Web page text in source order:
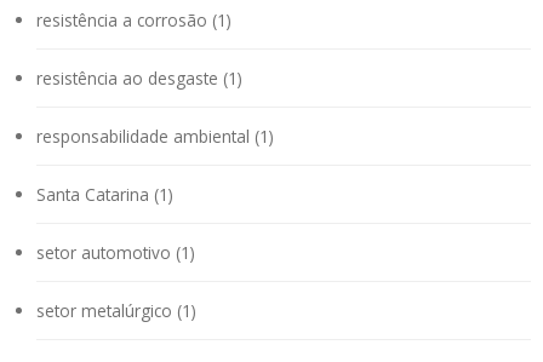
resistência a corrosão (1)
resistência ao desgaste (1)
responsabilidade ambiental (1)
Santa Catarina (1)
setor automotivo (1)
setor metalúrgico (1)